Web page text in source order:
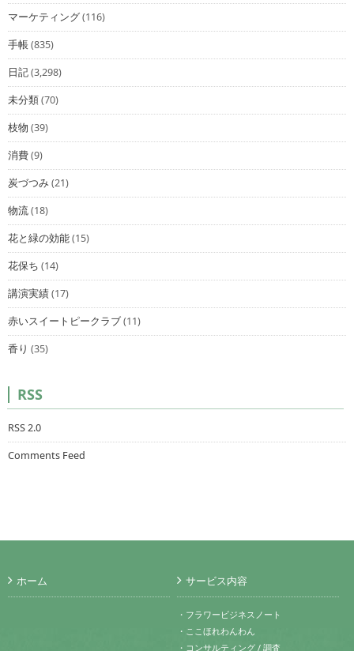
マーケティング(116)
手帳(835)
日記(3,298)
未分類(70)
枝物 (39)
消費(9)
炭づつみ(21)
物流(18)
花と緑の効能(15)
花保ち (14)
講演実績(17)
赤いスイートピークラブ(11)
香り (35)
RSS
RSS 2.0
Comments Feed
ホーム サービス内容
・フラワービジネスノート
・ここほれわんわん
・コンサルティング / 調査